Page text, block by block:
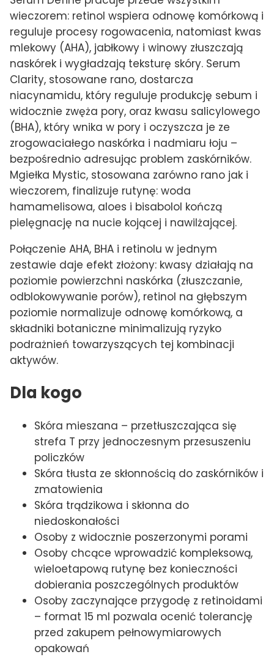
wieczorem: retinol wspiera odnowę komórkową i
reguluje procesy rogowacenia, natomiast kwas
mlekowy (AHA), jabłkowy i winowy złuszczają
naskórek i wygładzają teksturę skóry. Serum
Clarity, stosowane rano, dostarcza
niacynamidu, który reguluje produkcję sebum i
widocznie zwęża pory, oraz kwasu salicylowego
(BHA), który wnika w pory i oczyszcza je ze
zrogowaciałego naskórka i nadmiaru łoju –
bezpośrednio adresując problem zaskórników.
Mgiełka Mystic, stosowana zarówno rano jak i
wieczorem, finalizuje rutynę: woda
hamamelisowa, aloes i bisabolol kończą
pielęgnację na nucie kojącej i nawilżającej.
Połączenie AHA, BHA i retinolu w jednym
zestawie daje efekt złożony: kwasy działają na
poziomie powierzchni naskórka (złuszczanie,
odblokowywanie porów), retinol na głębszym
poziomie normalizuje odnowę komórkową, a
składniki botaniczne minimalizują ryzyko
podrażnień towarzyszących tej kombinacji
aktywów.
Dla kogo
Skóra mieszana – przetłuszczająca się
strefa T przy jednoczesnym przesuszeniu
policzków
Skóra tłusta ze skłonnością do zaskórników i
zmatowienia
Skóra trądzikowa i skłonna do
niedoskonałości
Osoby z widocznie poszerzonymi porami
Osoby chcące wprowadzić kompleksową,
wieloetapową rutynę bez konieczności
dobierania poszczególnych produktów
Osoby zaczynające przygodę z retinoidami
– format 15 ml pozwala ocenić tolerancję
przed zakupem pełnowymiarowych
opakowań